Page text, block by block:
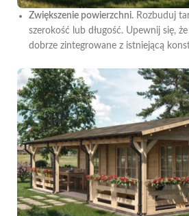
Zwiększenie powierzchni. Rozbuduj
szerokość lub długość. Upewnij się,
dobrze zintegrowane z istniejącą